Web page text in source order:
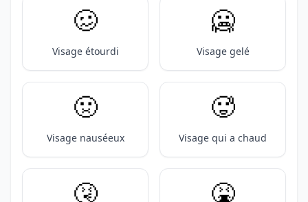
🥴
Visage étourdi
🥶
Visage gelé
🤢
Visage nauséeux
🥵
Visage qui a chaud
🤧 🤮